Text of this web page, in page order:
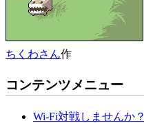
ちくわさん作
コンテンツメニュー
Wi-Fi対戦しませんか？